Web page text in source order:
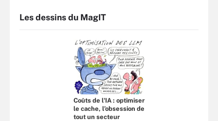
Les dessins du MagIT
Coûts de l'IA : optimiser
le cache, l’obsession de
tout un secteur